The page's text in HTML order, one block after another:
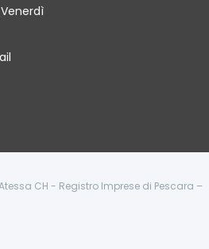
CH - Registro Imprese di Pescara –